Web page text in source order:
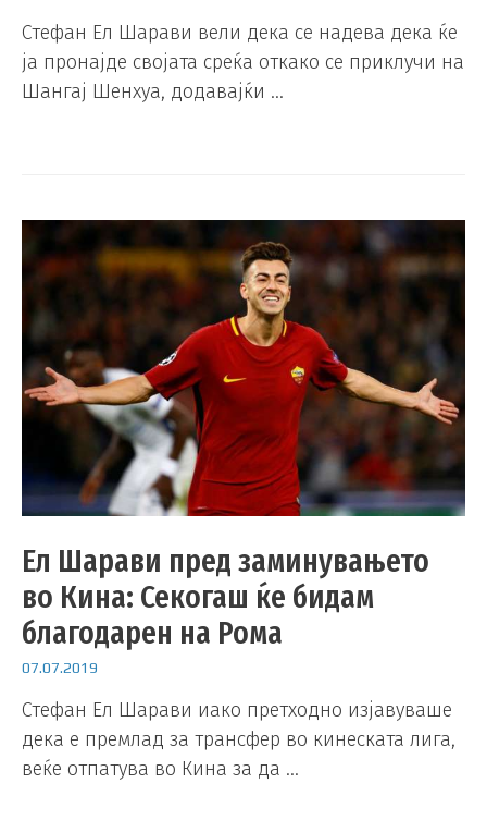
Стефан Ел Шарави вели дека се надева дека ќе
ја пронајде својата среќа откако се приклучи на
Шангај Шенхуа, додавајќи …
Ел Шарави пред заминувањето
во Кина: Секогаш ќе бидам
благодарен на Рома
07.07.2019
Стефан Ел Шарави иако претходно изјавуваше
дека е премлад за трансфер во кинеската лига,
веќе отпатува во Кина за да …